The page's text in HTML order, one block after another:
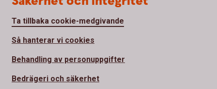
Ta tillbaka cookie-medgivande
Så hanterar vi cookies
Behandling av personuppgifter
Bedrägeri och säkerhet